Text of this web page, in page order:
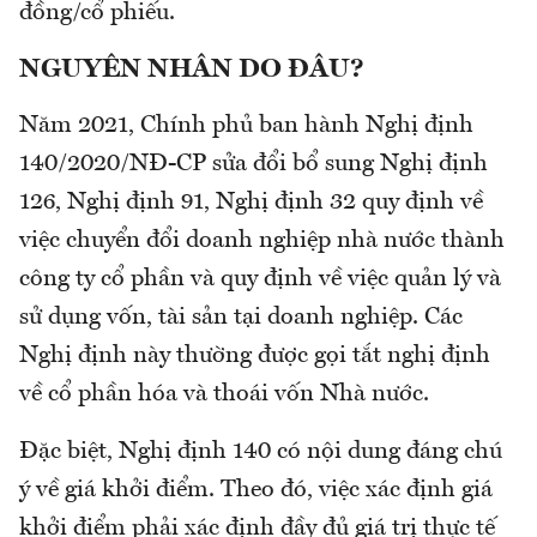
đồng/cổ phiếu.
NGUYÊN NHÂN DO ĐÂU?
Năm 2021, Chính phủ ban hành Nghị định
140/2020/NĐ-CP sửa đổi bổ sung Nghị định
126, Nghị định 91, Nghị định 32 quy định về
việc chuyển đổi doanh nghiệp nhà nước thành
công ty cổ phần và quy định về việc quản lý và
sử dụng vốn, tài sản tại doanh nghiệp. Các
Nghị định này thường được gọi tắt nghị định
về cổ phần hóa và thoái vốn Nhà nước.
Đặc biệt, Nghị định 140 có nội dung đáng chú
ý về giá khởi điểm. Theo đó, việc xác định giá
khởi điểm phải xác định đầy đủ giá trị thực tế